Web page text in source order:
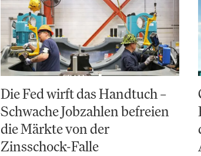
Die Fed wirft das Handtuch –
Schwache Jobzahlen befreien
die Märkte von der
Zinsschock-Falle